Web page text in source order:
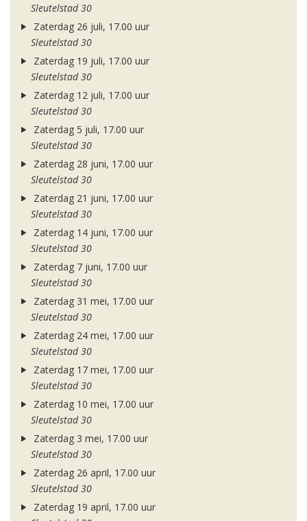
Sleutelstad 30
Zaterdag 26 juli, 17.00 uur
Sleutelstad 30
Zaterdag 19 juli, 17.00 uur
Sleutelstad 30
Zaterdag 12 juli, 17.00 uur
Sleutelstad 30
Zaterdag 5 juli, 17.00 uur
Sleutelstad 30
Zaterdag 28 juni, 17.00 uur
Sleutelstad 30
Zaterdag 21 juni, 17.00 uur
Sleutelstad 30
Zaterdag 14 juni, 17.00 uur
Sleutelstad 30
Zaterdag 7 juni, 17.00 uur
Sleutelstad 30
Zaterdag 31 mei, 17.00 uur
Sleutelstad 30
Zaterdag 24 mei, 17.00 uur
Sleutelstad 30
Zaterdag 17 mei, 17.00 uur
Sleutelstad 30
Zaterdag 10 mei, 17.00 uur
Sleutelstad 30
Zaterdag 3 mei, 17.00 uur
Sleutelstad 30
Zaterdag 26 april, 17.00 uur
Sleutelstad 30
Zaterdag 19 april, 17.00 uur